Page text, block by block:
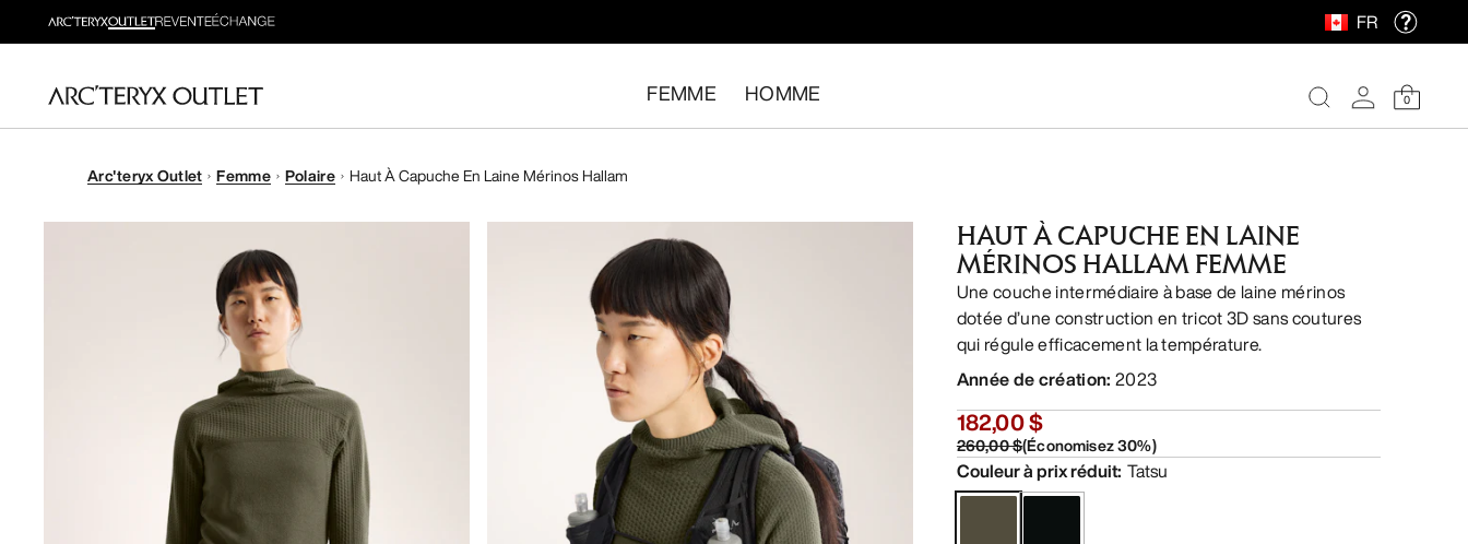
FR
FEMME HOMME 0
Arc'teryx Outlet Femme Polaire Haut À Capuche En Laine Mérinos Hallam
HAUT À CAPUCHE EN LAINE
MÉRINOS HALLAM FEMME
Une couche intermédiaire à base de laine mérinos
dotée d’une construction en tricot 3D sans coutures
qui régule efficacement la température.
Année de création: 2023
182,00 $
260,00 $(Économisez30%)
Couleur à prix réduit: Tatsu